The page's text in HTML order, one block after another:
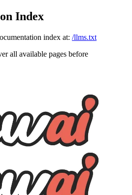
Index
index at: /llms.txt
all available pages before